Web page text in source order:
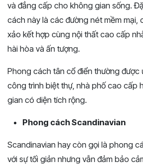
và đẳng cấp cho không gian sống.
cách này là các đường nét mềm mại,
xảo kết hợp cùng nội thất cao cấp
hài hòa và ấn tượng.
Phong cách tân cổ điển thường
công trình biệt thự, nhà phố cao cấp
gian có diện tích rộng.
Phong cách Scandinavian
Scandinavian hay còn gọi là phong
với sự tối giản nhưng vẫn đảm bảo